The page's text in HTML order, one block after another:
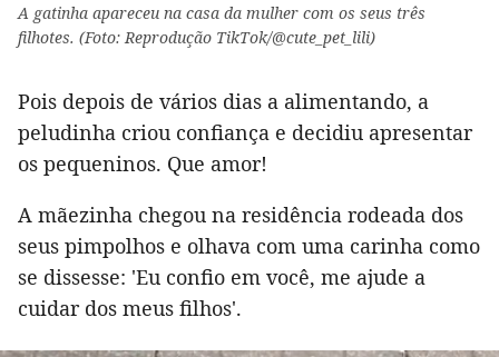
A gatinha apareceu na casa da mulher com os seus três
filhotes. (Foto: Reprodução TikTok/@cute_pet_lili)
Pois depois de vários dias a alimentando, a
peludinha criou confiança e decidiu apresentar
os pequeninos. Que amor!
A mãezinha chegou na residência rodeada dos
seus pimpolhos e olhava com uma carinha como
se dissesse: 'Eu confio em você, me ajude a
cuidar dos meus filhos'.